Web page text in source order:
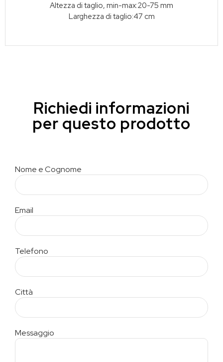
Altezza di taglio, min-max:20-75 mm
Larghezza di taglio:47 cm
Richiedi informazioni
per questo prodotto
Nome e Cognome
Email
Telefono
Città
Messaggio